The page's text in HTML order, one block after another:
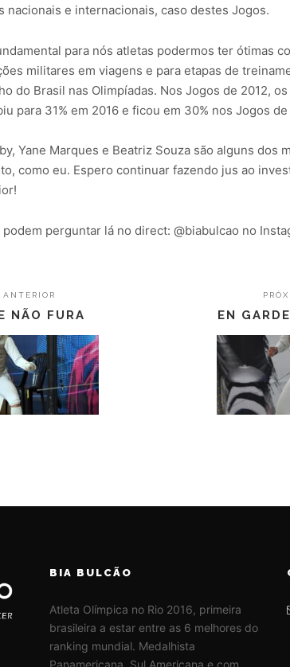
nacionais e internacionais, caso destes Jogos.
para nós atletas podermos ter ótimas
militares em viagens e para etapas de
do Brasil nas Olimpíadas. Nos Jogos de 2012,
para 31% em 2016 e ficou em 30% nos Jogos
Yane Marques e Beatriz Souza são alguns dos
como eu. Espero continuar fazendo jus ao
perguntar lá no direct: @biabulcao no
NÃO FURA EN
BIA BULCÃO
Atleta Olímpica no Rio 2016, primeira
brasileira a estar entre as 6 melhores do
ranking mundial. Medalhista
Panamericana, Sul Americana e com